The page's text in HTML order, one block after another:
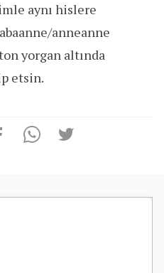
aynı hislere
anneanne
yorgan altında
etsin.